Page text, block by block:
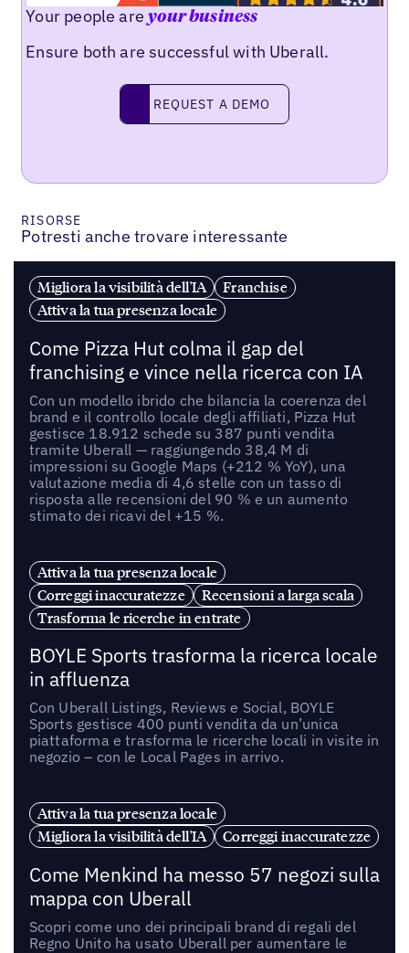
Your people areyour business
Ensure both are successful with Uberall.
request a demo
REQUEST A DEMO
RISORSE
Potresti anche trovare interessante
Migliora la visibilità dell'IA
Franchise
Attiva la tua presenza locale
Come Pizza Hut colma il gap del
franchising e vince nella ricerca con IA
Con un modello ibrido che bilancia la coerenza del
brand e il controllo locale degli affiliati, Pizza Hut
gestisce 18.912 schede su 387 punti vendita
tramite Uberall — raggiungendo 38,4 M di
impressioni su Google Maps (+212 % YoY), una
valutazione media di 4,6 stelle con un tasso di
risposta alle recensioni del 90 % e un aumento
stimato dei ricavi del +15 %.
Attiva la tua presenza locale
Correggi inaccuratezze
Recensioni a larga scala
Trasforma le ricerche in entrate
BOYLE Sports trasforma la ricerca locale
in affluenza
Con Uberall Listings, Reviews e Social, BOYLE
Sports gestisce 400 punti vendita da un’unica
piattaforma e trasforma le ricerche locali in visite in
negozio – con le Local Pages in arrivo.
Attiva la tua presenza locale
Migliora la visibilità dell'IA
Correggi inaccuratezze
Come Menkind ha messo 57 negozi sulla
mappa con Uberall
Scopri come uno dei principali brand di regali del
Regno Unito ha usato Uberall per aumentare le